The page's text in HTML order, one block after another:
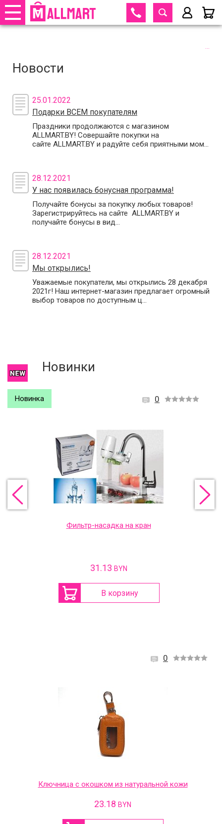
+375 29395-70-75
+375 25695-70-75
+375 29 395-70-75
+375 33395-70-75
обработки личных данных
принимаюдоговора оферты
Новости
25.01.2022
Подарки ВСЕМ покупателям
Праздники продолжаются с магазином
ALLMART.BY! Совершайте покупки на
сайте ALLMART.BY и радуйте себя приятными мом...
28.12.2021
У нас появилась бонусная программа!
Получайте бонусы за покупку любых товаров!
Зарегистрируйтесь на сайте ALLMART.BY и
получайте бонусы в вид...
28.12.2021
Мы открылись!
Уважаемые покупатели, мы открылись 28 декабря
2021г! Наш интернет-магазин предлагает огромный
выбор товаров по доступным ц...
Новинки
0
Новинка
Фильтр-насадка на кран
31.13 BYN
В корзину
0
Ключница с окошком из натуральной кожи
23.18 BYN